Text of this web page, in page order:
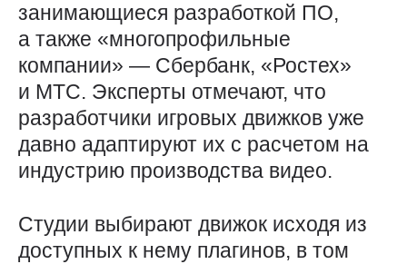
занимающиеся разработкой ПО,
а также «многопрофильные
компании» — Сбербанк, «Ростех»
и МТС. Эксперты отмечают, что
разработчики игровых движков уже
давно адаптируют их с расчетом на
индустрию производства видео.
Студии выбирают движок исходя из
доступных к нему плагинов, в том